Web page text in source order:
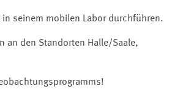
in seinem mobilen Labor durchführen.
an den Standorten Halle/Saale,